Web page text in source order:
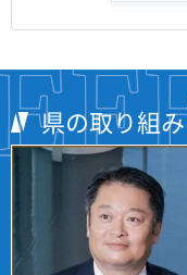
県の取り組み